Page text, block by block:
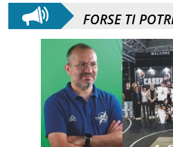
FORSE TI